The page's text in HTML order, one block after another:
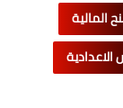
المالية